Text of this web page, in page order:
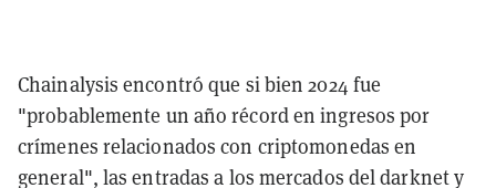
Chainalysis encontró que si bien 2024 fue
"probablemente un año récord en ingresos por
crímenes relacionados con criptomonedas en
general", las entradas a los mercados del darknet y